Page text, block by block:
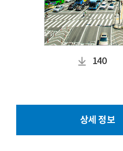
140
상세 정보